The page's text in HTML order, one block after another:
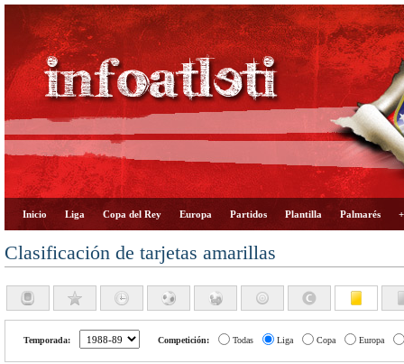
Inicio Liga Copa del Rey Europa Partidos Plantilla Palmarés
Clasificación de tarjetas amarillas
Temporada: Competición: Todas Liga Copa Europa